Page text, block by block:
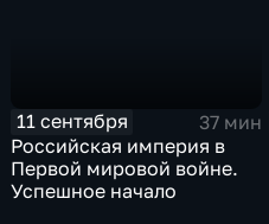
11 сентября
37 мин
Российская империя в
Первой мировой войне.
Успешное начало